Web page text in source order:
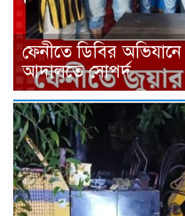
ফেনীতে ডিবির
আদালতে সোপর্দ